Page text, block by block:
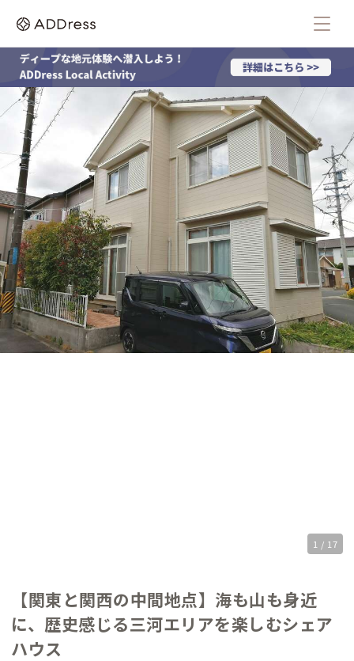
1 / 17
【関東と関西の中間地点】海も山も身近
に、歴史感じる三河エリアを楽しむシェア
ハウス